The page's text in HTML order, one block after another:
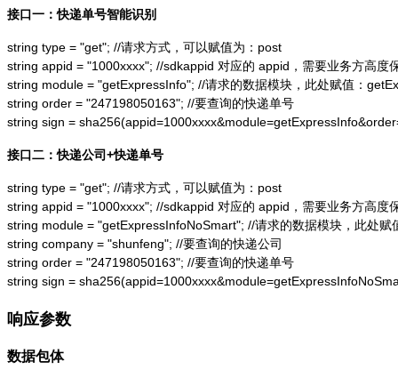
接口一：快递单号智能识别
string type = "get"; //请求方式，可以赋值为：post
string appid = "1000xxxx"; //sdkappid 对应的 appid，需要业务方高度
string module = "getExpressInfo"; //请求的数据模块，此处赋值：
string order = "247198050163"; //要查询的快递单号
string sign =
接口二：快递公司+快递单号
string type = "get"; //请求方式，可以赋值为：post
string appid = "1000xxxx"; //sdkappid 对应的 appid，需要业务方高度
string module = "getExpressInfoNoSmart"; //请求的数据模块，此处赋
string company = "shunfeng"; //要查询的快递公司
string order = "247198050163"; //要查询的快递单号
string sign =
响应参数
数据包体